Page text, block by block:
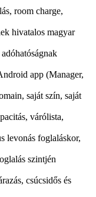
room charge,
hivatalos magyar
app (Manager,
saját szín, saját
várólista,
levonás foglaláskor,
szintjén
csúcsidős és